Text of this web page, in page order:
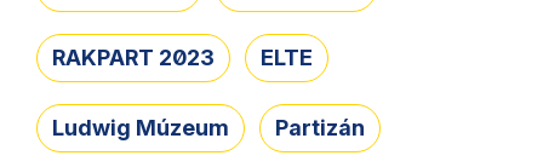
RAKPART 2023 ELTE
Ludwig Múzeum Partizán